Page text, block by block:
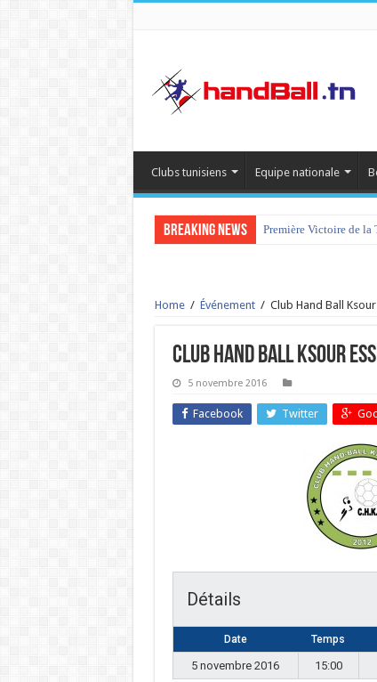
Clubs tunisiens Equipe nationale
Breaking News Première Victoire de
tournoi international
Home / Événement / Club Hand Ball
Club Hand Ball Ksour
5 novembre 2016
Facebook Twitter
Détails
Date Temps
5 novembre 2016 15:00